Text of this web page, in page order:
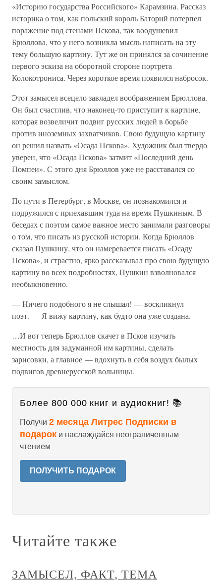
«Историю государства Российского» Карамзина. Рассказ
историка о том, как польский король Баторий потерпел
поражение под стенами Пскова, так воодушевил
Брюллова, что у него возникла мысль написать на эту
тему большую картину. Тут же он принялся за сочинение
первого эскиза на оборотной стороне портрета
Колокотрониса. Через короткое время появился набросок.
Этот замысел всецело завладел воображением Брюллова.
Он был счастлив, что наконец-то приступит к картине,
которая возвеличит подвиг русских людей в борьбе
против иноземных захватчиков. Свою будущую картину
он решил назвать «Осада Пскова». Художник был твердо
уверен, что «Осада Пскова» затмит «Последний день
Помпеи». С этого дня Брюллов уже не расставался со
своим замыслом.
По пути в Петербург, в Москве, он познакомился и
подружился с приехавшим туда на время Пушкиным. В
беседах с поэтом самое важное место занимали разговоры
о том, что писать из русской истории. Когда Брюллов
сказал Пушкину, что он намеревается писать «Осаду
Пскова», и страстно, ярко рассказывал про свою будущую
картину во всех подробностях, Пушкин взволновался
необыкновенно.
— Ничего подобного я не слышал! — воскликнул
поэт. — Я вижу картину, как будто она уже создана.
…И вот теперь Брюллов скачет в Псков изучать
местность для задуманной им картины, сделать
зарисовки, а главное — вдохнуть в себя воздух былых
подвигов древнерусской вольницы.
Более 800 000 книг и аудиокниг! 📚
Получи 2 месяца Литрес Подписки в
подарок и наслаждайся неограниченным
чтением
ПОЛУЧИТЬ ПОДАРОК
Читайте также
ЗАМЫСЕЛ, ФАКТ, ТЕМА